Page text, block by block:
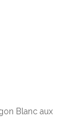
Blanc aux